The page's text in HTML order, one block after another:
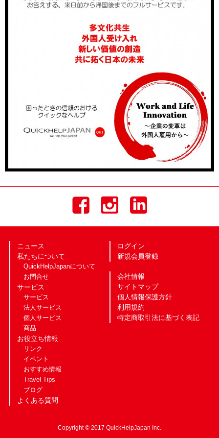
ニュース
私たちについて
QuickHelpJapanについて
お問合せ
サービス
サービス
法人サービス
個人サービス
商品
お役立ち情報
リンク
イベント
おすすめ情報
Travel Tips
ブログ
よくある質問
ログイン
新規会員登録
会社情報
サイトマップ
個人情報保護方針
利用規約
特定商取引法に基づく表記
Copyright © 2017 QuickHelpJapan Inc.